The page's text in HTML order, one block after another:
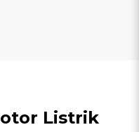
Listrik